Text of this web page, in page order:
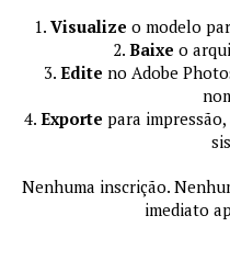
1. Visualize o modelo
2. Baixe o
3. Edite no Adobe
4. Exporte para
Nenhuma inscrição.
imediato